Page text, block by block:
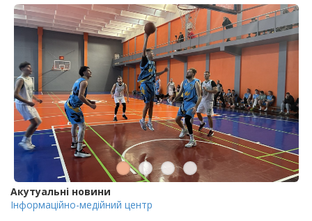
Акутуальні новини
Інформаційно-медійний центр